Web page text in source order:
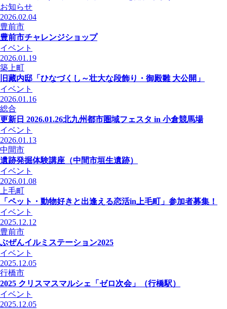
お知らせ
2026.02.04
豊前市
豊前市チャレンジショップ
イベント
2026.01.19
築上町
旧藏内邸「ひなづくし～壮大な段飾り・御殿雛 大公開」
イベント
2026.01.16
総合
更新日 2026.01.26北九州都市圏域フェスタ in 小倉競馬場
イベント
2026.01.13
中間市
遺跡発掘体験講座（中間市垣生遺跡）
イベント
2026.01.08
上毛町
「ペット・動物好きと出逢える恋活in上毛町」参加者募集！
イベント
2025.12.12
豊前市
ぶぜんイルミステーション2025
イベント
2025.12.05
行橋市
2025 クリスマスマルシェ「ゼロ次会」（行橋駅）
イベント
2025.12.05